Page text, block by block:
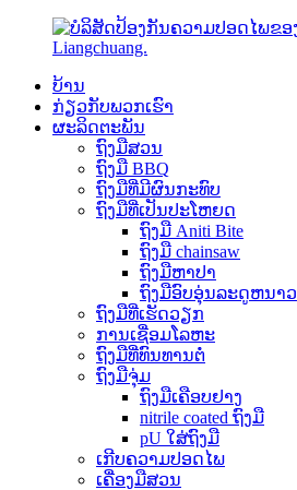
ບ້ານ
ກ່ຽວກັບພວກເຮົາ
ຜະລິດຕະພັນ
ຖົງມືສວນ
ຖົງມື BBQ
ຖົງມືທີ່ມີຜົນກະທົບ
ຖົງມືທີ່ເປັນປະໂຫຍດ
ຖົງມື Aniti Bite
ຖົງມື chainsaw
ຖົງມືຫາປາ
ຖົງມືອົບອຸ່ນລະດູຫນາວ
ຖົງມືທີ່ເຮັດວຽກ
ການເຊື່ອມໂລຫະ
ຖົງມືທີ່ທົນທານຕໍ່
ຖົງມືຈຸ່ມ
ຖົງມືເຄືອບຢາງ
nitrile coated ຖົງມື
pU ໃສ່ຖົງມື
ເກີບຄວາມປອດໄພ
ເຄື່ອງມືສວນ